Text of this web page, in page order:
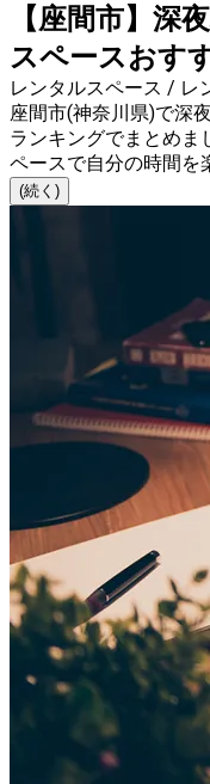
【座間市】深
スペースおす
レンタルスペース / レ
座間市(神奈川県)で深
ランキングでまとめま
ペースで自分の時間を
(続く)